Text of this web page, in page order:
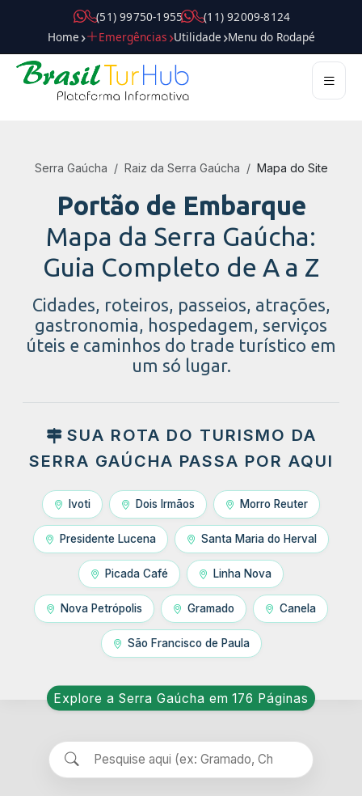
( 5 1 ) 9 9 7 5 0 - 1 9 5 5
( 1 1 ) 9 2 0 0 9 - 8 1 2 4
Home
Emergências Utilidade Menu do Rodapé
Serra Gaúcha Raiz da Serra Gaúcha Mapa do Site
Portão de Embarque
Mapa da Serra Gaúcha:
Guia Completo de A a Z
Cidades, roteiros, passeios, atrações,
gastronomia, hospedagem, serviços
úteis e caminhos do trade turístico em
um só lugar.
SUA ROTA DO TURISMO DA
SERRA GAÚCHA PASSA POR AQUI
Ivoti Dois Irmãos Morro Reuter
Presidente Lucena Santa Maria do Herval
Picada Café Linha Nova
Nova Petrópolis Gramado Canela
São Francisco de Paula
Explore a Serra Gaúcha em 176 Páginas